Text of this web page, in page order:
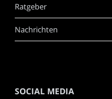
Ratgeber
Nachrichten
SOCIAL MEDIA